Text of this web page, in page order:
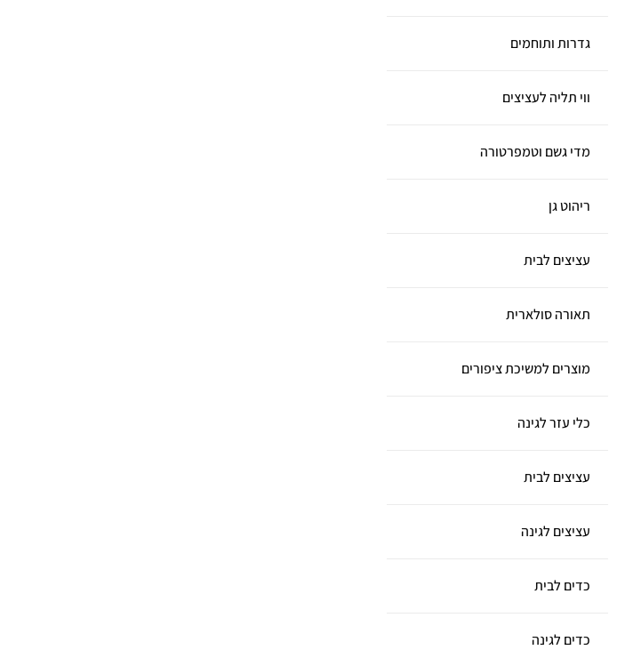
גדרות ותוחמים
ווי תליה לעציצים
מדי גשם וטמפרטורה
ריהוט גן
עציצים לבית
תאורה סולארית
מוצרים למשיכת ציפורים
כלי עזר לגינה
עציצים לבית
עציצים לגינה
כדים לבית
כדים לגינה